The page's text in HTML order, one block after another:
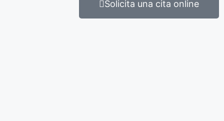
Solicita una cita online